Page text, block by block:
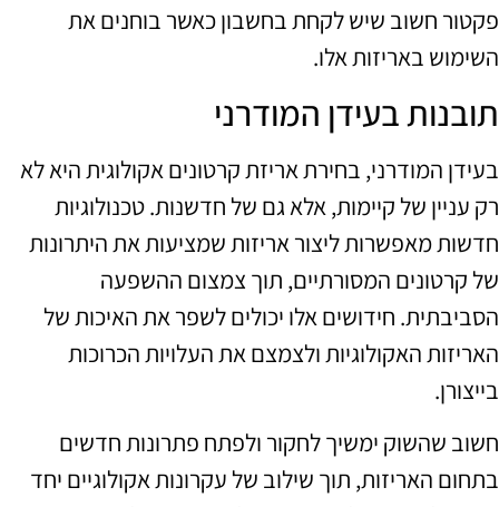
פקטור חשוב שיש לקחת בחשבון כאשר בוחנים את
השימוש באריזות אלו.
תובנות בעידן המודרני
בעידן המודרני, בחירת אריזת קרטונים אקולוגית היא לא
רק עניין של קיימות, אלא גם של חדשנות. טכנולוגיות
חדשות מאפשרות ליצור אריזות שמציעות את היתרונות
של קרטונים המסורתיים, תוך צמצום ההשפעה
הסביבתית. חידושים אלו יכולים לשפר את האיכות של
האריזות האקולוגיות ולצמצם את העלויות הכרוכות
בייצורן.
חשוב שהשוק ימשיך לחקור ולפתח פתרונות חדשים
בתחום האריזות, תוך שילוב של עקרונות אקולוגיים יחד